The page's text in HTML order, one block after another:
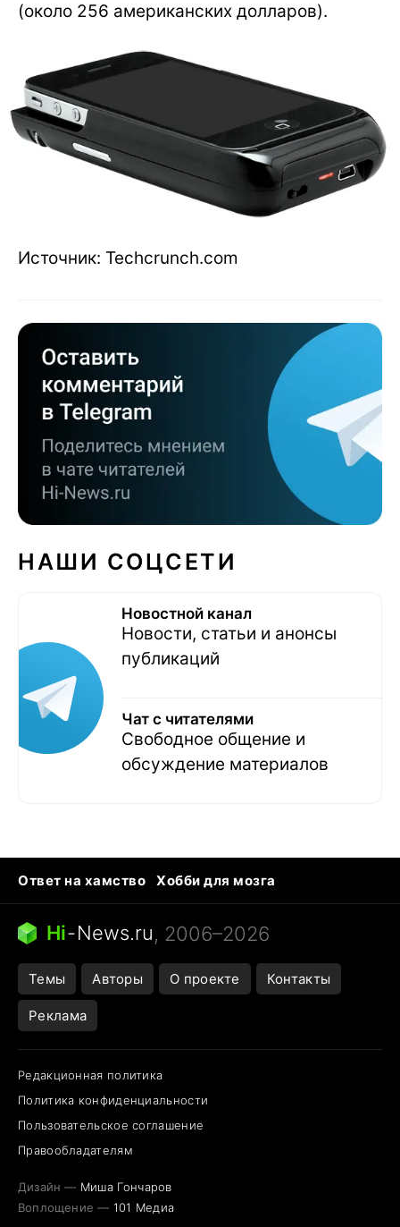
(около 256 американских долларов).
Источник: Techcrunch.com
НАШИ СОЦСЕТИ
Новостной канал
Новости, статьи и анонсы
публикаций
Чат с читателями
Свободное общение и
обсуждение материалов
Ответ на хамство
Хобби для мозга
Бензин 100 и 95
Тунцы в океанариуме
Следующая пандемия
Hi-News.ru, 2006–2026
Темы Авторы О проекте Контакты
Реклама
Редакционная политика
Политика конфиденциальности
Пользовательское соглашение
Правообладателям
Дизайн — Миша Гончаров
Воплощение — 101 Медиа